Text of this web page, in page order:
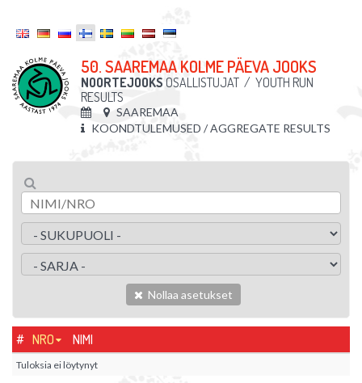
50. SAAREMAA KOLME PÄEVA JOOKS
NOORTEJOOKS OSALLISTUJAT / YOUTH RUN
RESULTS
SAAREMAA
KOONDTULEMUSED / AGGREGATE RESULTS
Nollaa asetukset
# NRO NIMI
Tuloksia ei löytynyt